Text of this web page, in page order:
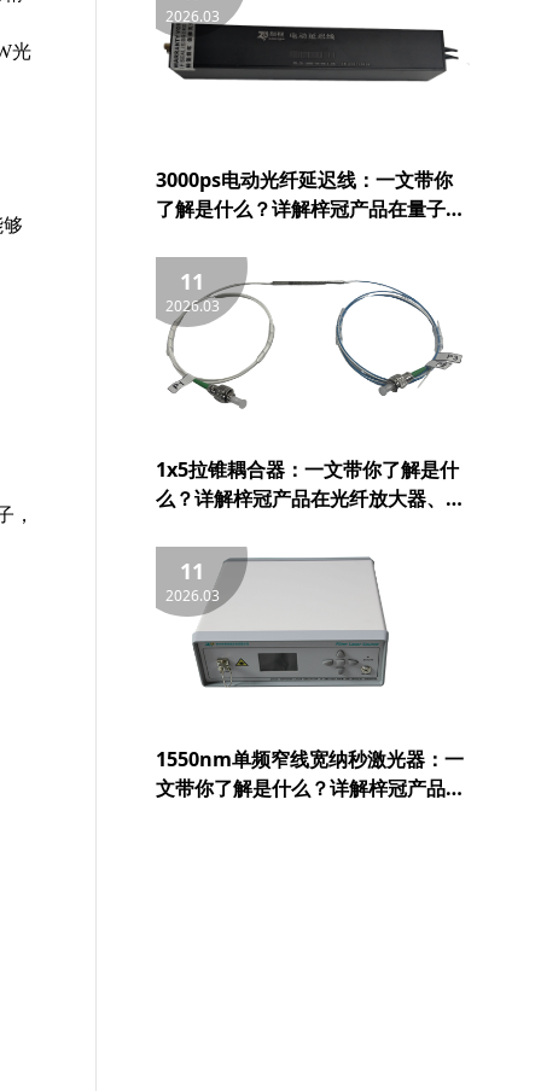
光
，
2026.03
3000ps电动光纤延迟线：一文带你
了解是什么？详解梓冠产品在量子通
统、OCT等领域的实际应用
11
2026.03
1x5拉锥耦合器：一文带你了解是什
么？详解梓冠产品在光纤放大器、光
等领域的实际应用
11
2026.03
1550nm单频窄线宽纳秒激光器：一
文带你了解是什么？详解梓冠产品在